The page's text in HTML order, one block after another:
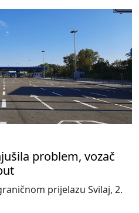
problem, vozač
prijelazu Svilaj, 2.